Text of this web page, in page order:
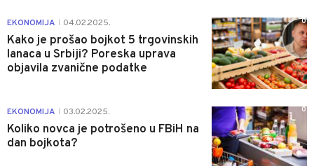
EKONOMIJA 04.02.2025.
Kako je prošao bojkot 5 trgovinskih
lanaca u Srbiji? Poreska uprava
objavila zvanične podatke
0
EKONOMIJA 03.02.2025.
Koliko novca je potrošeno u FBiH na
dan bojkota?
0